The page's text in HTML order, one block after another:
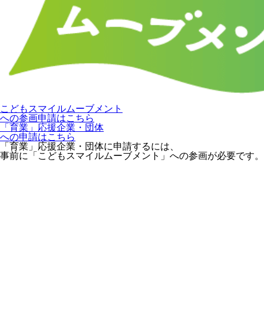
こどもスマイルムーブメント
への参画申請はこちら
「育業」応援企業・団体
への申請はこちら
「育業」応援企業・団体に申請するには、
事前に「こどもスマイルムーブメント」への参画が必要です。